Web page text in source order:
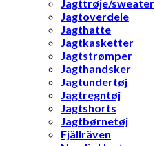
Jagttrøje/sweater
Jagtoverdele
Jagthatte
Jagtkasketter
Jagtstrømper
Jagthandsker
Jagtundertøj
Jagtregntøj
Jagtshorts
Jagtbørnetøj
Fjällräven